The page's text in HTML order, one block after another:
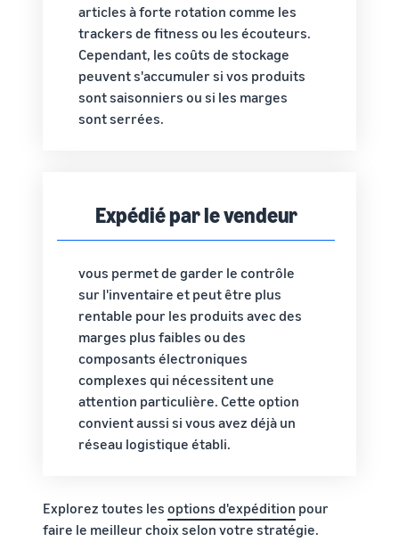
articles à forte rotation comme les
trackers de fitness ou les écouteurs.
Cependant, les coûts de stockage
peuvent s'accumuler si vos produits
sont saisonniers ou si les marges
sont serrées.
Expédié par le vendeur
vous permet de garder le contrôle
sur l'inventaire et peut être plus
rentable pour les produits avec des
marges plus faibles ou des
composants électroniques
complexes qui nécessitent une
attention particulière. Cette option
convient aussi si vous avez déjà un
réseau logistique établi.
Explorez toutes les options d'expédition pour
faire le meilleur choix selon votre stratégie.